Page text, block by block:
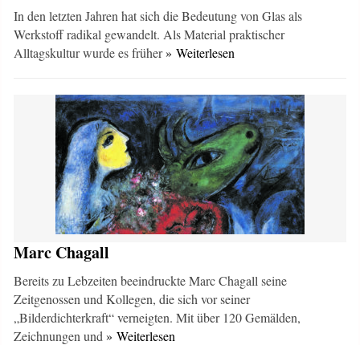
In den letzten Jahren hat sich die Bedeutung von Glas als
Werkstoff radikal gewandelt. Als Material praktischer
Alltagskultur wurde es früher» Weiterlesen
Marc Chagall
Bereits zu Lebzeiten beeindruckte Marc Chagall seine
Zeitgenossen und Kollegen, die sich vor seiner
„Bilderdichterkraft“ verneigten. Mit über 120 Gemälden,
Zeichnungen und» Weiterlesen